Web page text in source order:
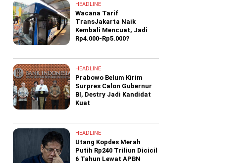
HEADLINE
Wacana Tarif
TransJakarta Naik
Kembali Mencuat, Jadi
Rp4.000-Rp5.000?
HEADLINE
Prabowo Belum Kirim
Surpres Calon Gubernur
BI, Destry Jadi Kandidat
Kuat
HEADLINE
Utang Kopdes Merah
Putih Rp240 Triliun Dicicil
6 Tahun Lewat APBN